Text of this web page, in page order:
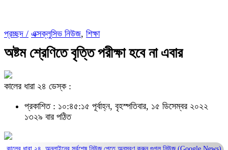
প্রচ্ছদ / এক্সক্লুসিভ নিউজ, শিক্ষা
অষ্টম শ্রেণিতে বৃত্তি পরীক্ষা হবে না এবার
কালের ধারা ২৪ ডেস্ক :
প্রকাশিত : ১০:৪৫:১৫ পূর্বাহ্ন, বৃহস্পতিবার, ১৫ ডিসেম্বর ২০২২
১৩২৯ বার পঠিত